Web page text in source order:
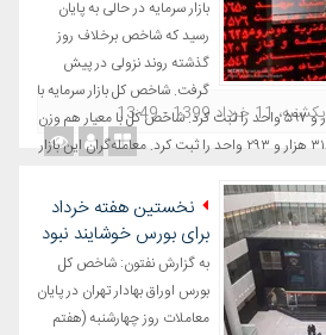
بازار سرمایه در حالی به پایان
رسید که شاخص برخلاف روز
گذشته روند نزولی در پیش
گرفت. شاخص کل بازار سرمایه با
۲۸۹۷ واحد کاهش، رقم ۹۷۰ هزار و ۵۹۷ واحد را ثبت کرد. شاخص کل با معیار هم وزن
۶۰۳ واحد کاهش یافت و رقم ۳۱۸ هزار و ۲۹۳ واحد را ثبت کرد. معامله‌گران این بازار
یکشنبه، 11 خرداد 1399 - 13:49
نخستین هفته خرداد
برای بورس خوشایند نبود
به گزارش نفتون: شاخص کل
بورس اوراق بهادار تهران در پایان
معاملات روز چهارشنبه (هفتم